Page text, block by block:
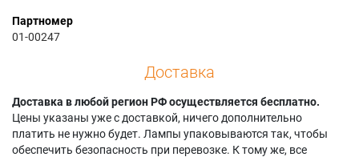
Партномер
01-00247
Доставка
Доставка в любой регион РФ осуществляется бесплатно.
Цены указаны уже с доставкой, ничего дополнительно
платить не нужно будет. Лампы упаковываются так, чтобы
обеспечить безопасность при перевозке. К тому же, все